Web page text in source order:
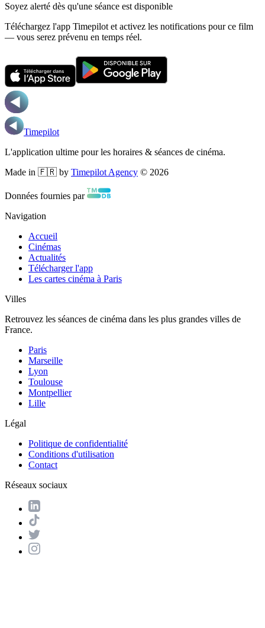
Soyez alerté dès qu'une séance est disponible
Téléchargez l'app Timepilot et activez les notifications pour ce film
— vous serez prévenu en temps réel.
Timepilot
L'application ultime pour les horaires & séances de cinéma.
Made in 🇫🇷 by Timepilot Agency © 2026
Données fournies par
Navigation
Accueil
Cinémas
Actualités
Télécharger l'app
Les cartes cinéma à Paris
Villes
Retrouvez les séances de cinéma dans les plus grandes villes de
France.
Paris
Marseille
Lyon
Toulouse
Montpellier
Lille
Légal
Politique de confidentialité
Conditions d'utilisation
Contact
Réseaux sociaux